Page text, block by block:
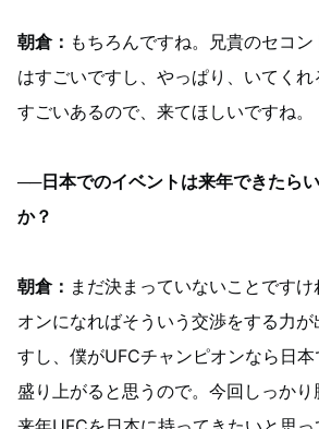
朝倉： もちろんですね。兄貴のセコ
はすごいですし、やっぱり、いてく
すごいあるので、来てほしいですね。
──日本でのイベントは来年できたら
か？
朝倉： まだ決まっていないことです
オンになればそういう交渉をする力が
すし、僕がUFCチャンピオンなら日
盛り上がると思うので。今回しっか